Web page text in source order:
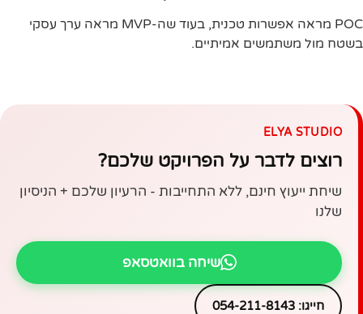
POC מראה אפשרות טכנית, בעוד שה-MVP מראה ערך עסקי
בשטח מול משתמשים אמיתיים.
ELYA STUDIO
רוצים לדבר על הפרויקט שלכם?
שיחת ייעוץ חינם, ללא התחייבות - הרעיון שלכם + הניסיון
שלנו
שיחה בוואטסאפ
חייגו: 054-211-8143